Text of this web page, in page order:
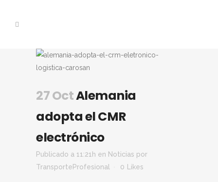
27 OctAlemania
adopta el CMR
electrónico
Publicado a 11:21h en Noticias por
TransporteProfesional
0 Likes